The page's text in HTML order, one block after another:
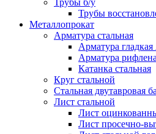
Трубы б/у
Трубы
Металлопрокат
Арматура стальная
Арматура гладкая
Арматура
Катанка стальная
Круг стальной
Стальная двутавровая
Лист стальной
Лист
Лист просечно-